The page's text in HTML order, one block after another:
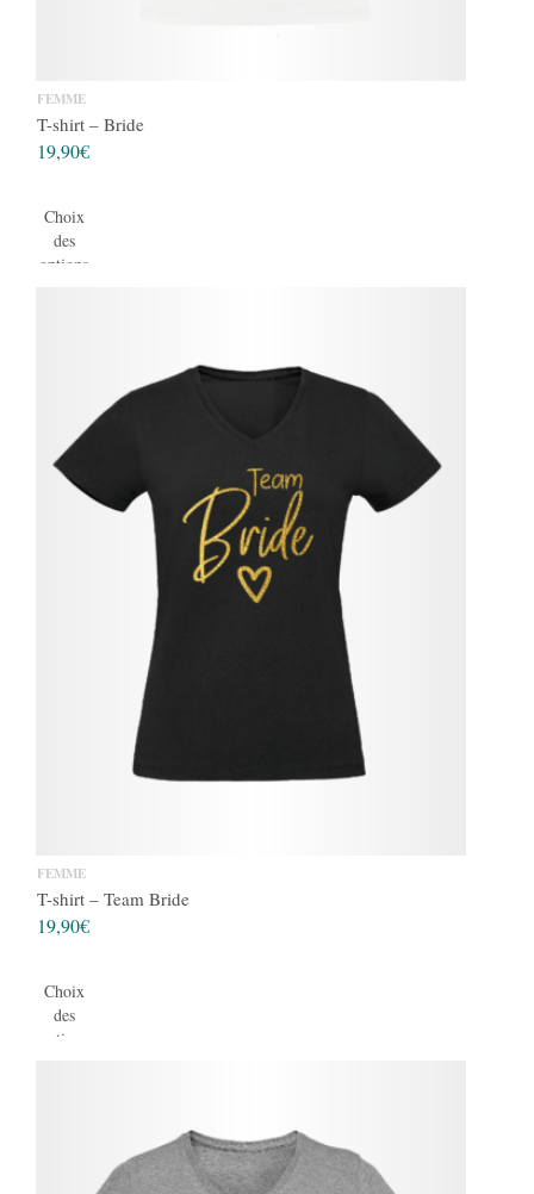
FEMME
T-shirt – Bride
19,90€
Choix
des
options
FEMME
T-shirt – Team Bride
19,90€
Choix
des
options